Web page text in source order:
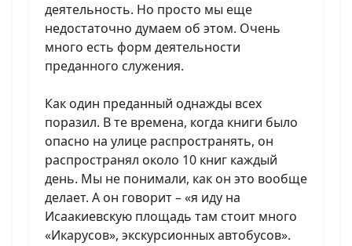
деятельность. Но просто мы еще
недостаточно думаем об этом. Очень
много есть форм деятельности
преданного служения.
Как один преданный однажды всех
поразил. В те времена, когда книги было
опасно на улице распространять, он
распространял около 10 книг каждый
день. Мы не понимали, как он это вообще
делает. А он говорит – «я иду на
Исаакиевскую площадь там стоит много
«Икарусов», экскурсионных автобусов».